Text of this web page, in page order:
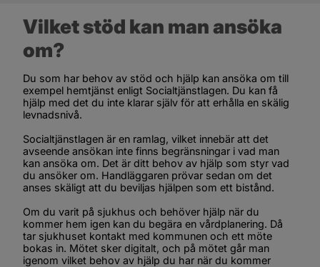
Vilket stöd kan man ansöka
om?
Du som har behov av stöd och hjälp kan ansöka om till
exempel hemtjänst enligt Socialtjänstlagen. Du kan få
hjälp med det du inte klarar själv för att erhålla en skälig
levnadsnivå.
Socialtjänstlagen är en ramlag, vilket innebär att det
avseende ansökan inte finns begränsningar i vad man
kan ansöka om. Det är ditt behov av hjälp som styr vad
du ansöker om. Handläggaren prövar sedan om det
anses skäligt att du beviljas hjälpen som ett bistånd.
Om du varit på sjukhus och behöver hjälp när du
kommer hem igen kan du begära en vårdplanering. Då
tar sjukhuset kontakt med kommunen och ett möte
bokas in. Mötet sker digitalt, och på mötet går man
igenom vilket behov av hjälp du har när du kommer